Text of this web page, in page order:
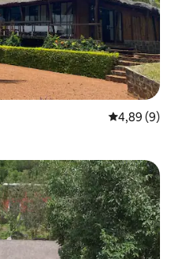
Note
4,89 (9)